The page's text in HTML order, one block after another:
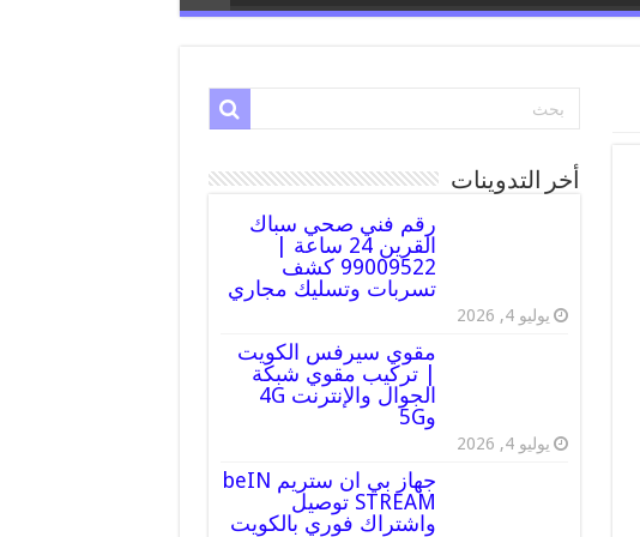
أخر التدوينات
رقم فني صحي سباك
القرين 24 ساعة |
99009522 كشف
تسربات وتسليك مجاري
يوليو 4, 2026
مقوي سيرفس الكويت
| تركيب مقوي شبكة
الجوال والإنترنت 4G
و5G
يوليو 4, 2026
جهاز بي ان ستريم beIN
STREAM توصيل
واشتراك فوري بالكويت